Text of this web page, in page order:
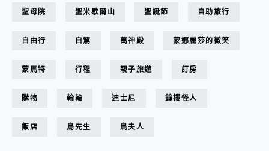
聖母院 聖米歇爾山 聖誕節 自助旅行
自由行 自駕 萬神殿 蒙娜麗莎的微笑
蒙馬特 行程 親子旅遊 訂房
購物 輪輪 迪士尼 鐘樓怪人
飯店 鳥先生 鳥夫人